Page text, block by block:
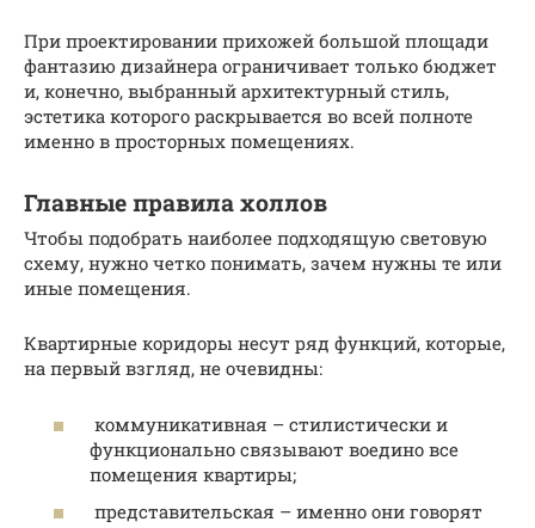
При проектировании прихожей большой площади
фантазию дизайнера ограничивает только бюджет
и, конечно, выбранный архитектурный стиль,
эстетика которого раскрывается во всей полноте
именно в просторных помещениях.
Главные правила холлов
Чтобы подобрать наиболее подходящую световую
схему, нужно четко понимать, зачем нужны те или
иные помещения.
Квартирные коридоры несут ряд функций, которые,
на первый взгляд, не очевидны:
коммуникативная – стилистически и
функционально связывают воедино все
помещения квартиры;
представительская – именно они говорят